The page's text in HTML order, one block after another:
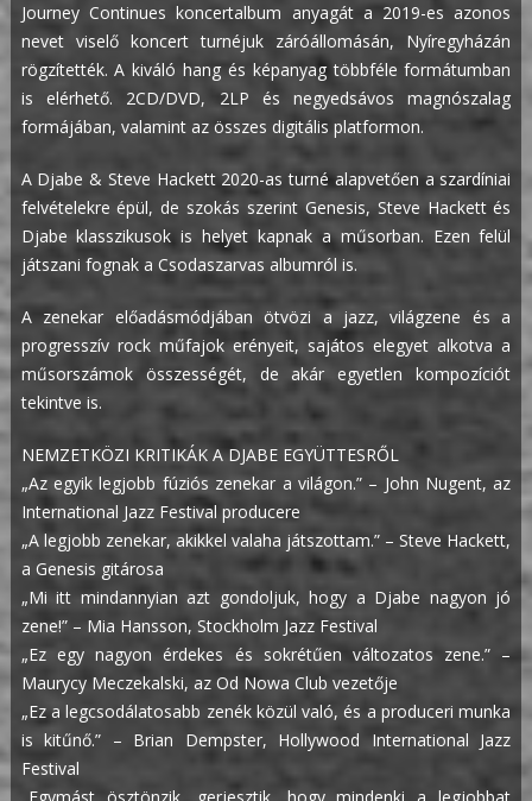
Journey Continues koncertalbum anyagát a 2019-es azonos
nevet viselő koncert turnéjuk záróállomásán, Nyíregyházán
rögzítették. A kiváló hang és képanyag többféle formátumban
is elérhető. 2CD/DVD, 2LP és negyedsávos magnószalag
formájában, valamint az összes digitális platformon.
A Djabe & Steve Hackett 2020-as turné alapvetően a szardíniai
felvételekre épül, de szokás szerint Genesis, Steve Hackett és
Djabe klasszikusok is helyet kapnak a műsorban. Ezen felül
játszani fognak a Csodaszarvas albumról is.
A zenekar előadásmódjában ötvözi a jazz, világzene és a
progresszív rock műfajok erényeit, sajátos elegyet alkotva a
műsorszámok összességét, de akár egyetlen kompozíciót
tekintve is.
NEMZETKÖZI KRITIKÁK A DJABE EGYÜTTESRŐL
„Az egyik legjobb fúziós zenekar a világon.” – John Nugent, az
International Jazz Festival producere
„A legjobb zenekar, akikkel valaha játszottam.” – Steve Hackett,
a Genesis gitárosa
„Mi itt mindannyian azt gondoljuk, hogy a Djabe nagyon jó
zene!” – Mia Hansson, Stockholm Jazz Festival
„Ez egy nagyon érdekes és sokrétűen változatos zene.” –
Maurycy Meczekalski, az Od Nowa Club vezetője
„Ez a legcsodálatosabb zenék közül való, és a produceri munka
is kitűnő.” – Brian Dempster, Hollywood International Jazz
Festival